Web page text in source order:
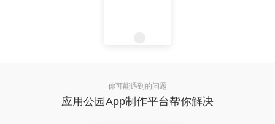
你可能遇到的问题
应用公园App制作平台帮你解决